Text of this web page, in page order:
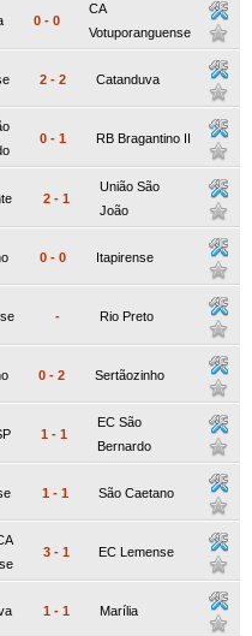
0 - 0
CA
Votuporanguense
2 - 2 Catanduva
0 - 1 RB Bragantino II
2 - 1
União São
João
0 - 0 Itapirense
- Rio Preto
0 - 2 Sertãozinho
1 - 1
EC São
Bernardo
1 - 1 São Caetano
3 - 1 EC Lemense
1 - 1 Marília